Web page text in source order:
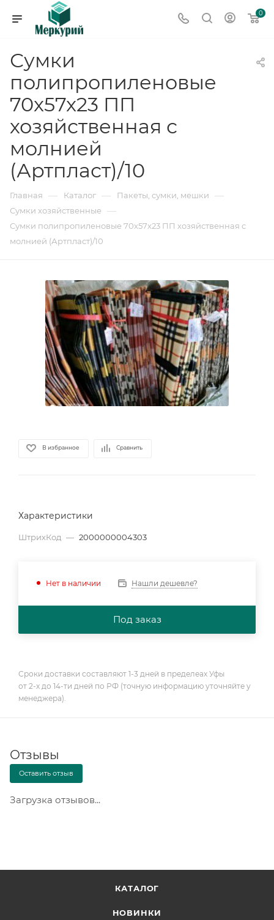
0
Сумки
полипропиленовые
70x57x23 ПП
хозяйственная с
молнией
(Артпласт)/10
Главная — Каталог — Пакеты, сумки, мешки —
Сумки хозяйственные —
Сумки полипропиленовые 70x57x23 ПП хозяйственная с
молнией (Артпласт)/10
В избранное Сравнить
Характеристики
ШтрихКод — 2000000004303
Нет в наличии Нашли дешевле?
Под заказ
Сроки доставки составляют 1-3 дней в пределеах Уфы
от 2-х до 14-ти дней по РФ (точную информацию уточняйте у
менеджера).
Отзывы
Оставить отзыв
Загрузка отзывов...
КАТАЛОГ
НОВИНКИ